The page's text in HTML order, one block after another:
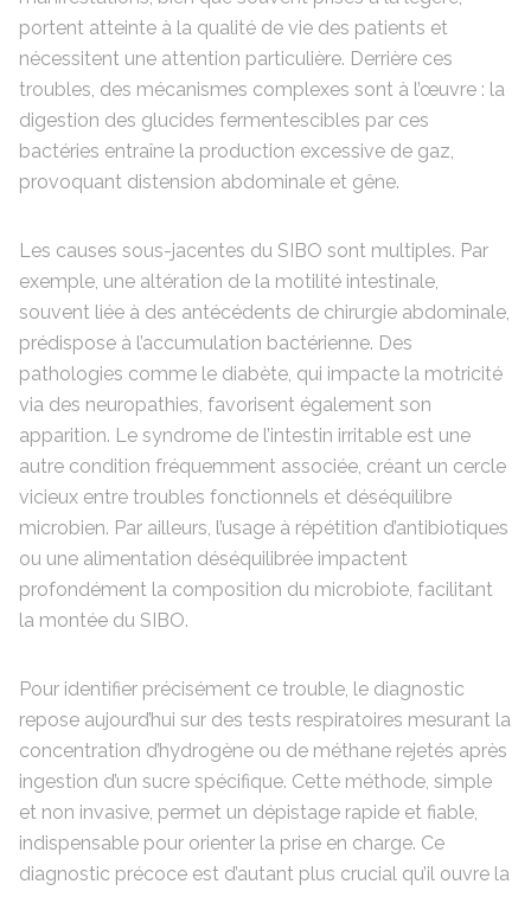
portent atteinte à la qualité de vie des patients et
nécessitent une attention particulière. Derrière ces
troubles, des mécanismes complexes sont à l’œuvre : la
digestion des glucides fermentescibles par ces
bactéries entraîne la production excessive de gaz,
provoquant distension abdominale et gêne.
Les causes sous-jacentes du SIBO sont multiples. Par
exemple, une altération de la motilité intestinale,
souvent liée à des antécédents de chirurgie abdominale,
prédispose à l’accumulation bactérienne. Des
pathologies comme le diabète, qui impacte la motricité
via des neuropathies, favorisent également son
apparition. Le syndrome de l’intestin irritable est une
autre condition fréquemment associée, créant un cercle
vicieux entre troubles fonctionnels et déséquilibre
microbien. Par ailleurs, l’usage à répétition d’antibiotiques
ou une alimentation déséquilibrée impactent
profondément la composition du microbiote, facilitant
la montée du SIBO.
Pour identifier précisément ce trouble, le diagnostic
repose aujourd’hui sur des tests respiratoires mesurant la
concentration d’hydrogène ou de méthane rejetés après
ingestion d’un sucre spécifique. Cette méthode, simple
et non invasive, permet un dépistage rapide et fiable,
indispensable pour orienter la prise en charge. Ce
diagnostic précoce est d’autant plus crucial qu’il ouvre la